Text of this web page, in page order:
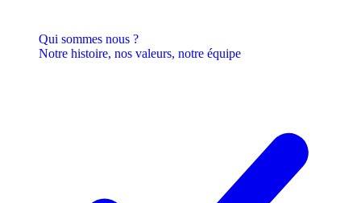
Qui sommes nous ?
Notre histoire, nos valeurs, notre équipe